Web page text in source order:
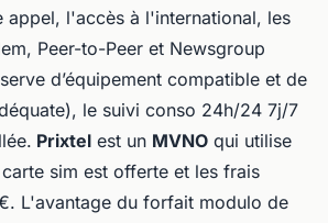
appel, l'accès à l'international, les
Peer-to-Peer et Newsgroup
d’équipement compatible et de
le suivi conso 24h/24 7j/7
Prixtel est un MVNO qui utilise
sim est offerte et les frais
L'avantage du forfait modulo de